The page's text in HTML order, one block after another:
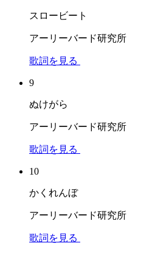
スロービート
アーリーバード研究所
歌詞を見る
9
ぬけがら
アーリーバード研究所
歌詞を見る
10
かくれんぼ
アーリーバード研究所
歌詞を見る